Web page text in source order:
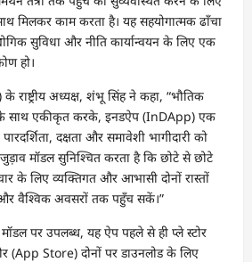
मिलकर काम करता है। यह सहयोगात्मक ढाँचा
सुविधा और नीति कार्यान्वयन के लिए एक
हो।
अध्यक्ष, शंभू सिंह ने कहा, “भौतिक
के साथ एकीकृत करके, इनडऐप (InDApp) एक
दक्षता और समावेशी भागीदारी को
जुड़ाव मॉडल सुनिश्चित करता है कि छोटे से छोटे
के लिए व्यक्तिगत और आभासी दोनों रास्तों
और वैश्विक अवसरों तक पहुँच सकें।”
पर उपलब्ध, यह ऐप पहले से ही प्ले स्टोर
(App Store) दोनों पर डाउनलोड के लिए